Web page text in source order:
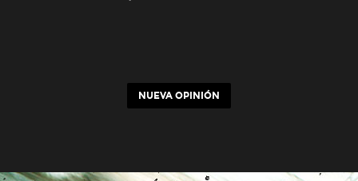
NUEVA OPINIÓN